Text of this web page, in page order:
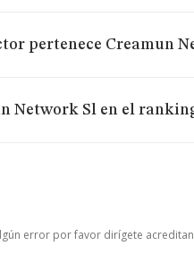
pertenece Creamun
Network Sl en el
error por favor dirígete